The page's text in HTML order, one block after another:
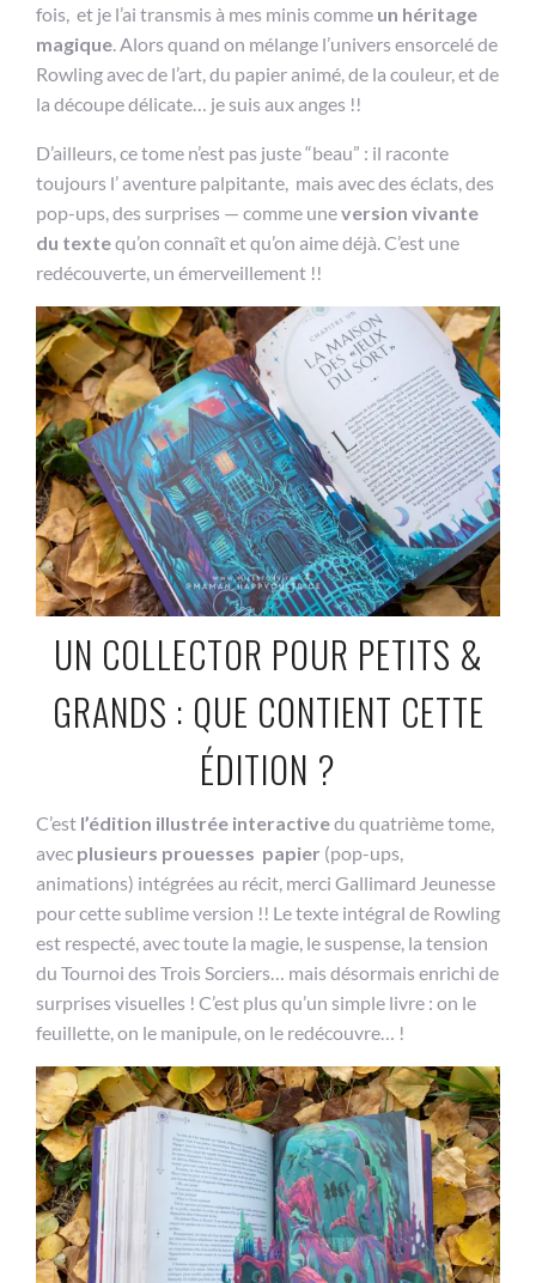
fois, et je l’ai transmis à mes minis comme un héritage
magique. Alors quand on mélange l’univers ensorcelé de
Rowling avec de l’art, du papier animé, de la couleur, et de
la découpe délicate… je suis aux anges !!
D’ailleurs, ce tome n’est pas juste “beau” : il raconte
toujours l’ aventure palpitante, mais avec des éclats, des
pop-ups, des surprises — comme uneversion vivante
du textequ’on connaît et qu’on aime déjà. C’est une
redécouverte, un émerveillement !!
UN COLLECTOR POUR PETITS &
GRANDS : QUE CONTIENT CETTE
ÉDITION ?
C’est l’édition illustrée interactivedu quatrième tome,
avec plusieurs prouesses papier (pop-ups,
animations) intégrées au récit, merci Gallimard Jeunesse
pour cette sublime version !! Le texte intégral de Rowling
est respecté, avec toute la magie, le suspense, la tension
du Tournoi des Trois Sorciers… mais désormais enrichi de
surprises visuelles ! C’est plus qu’un simple livre : on le
feuillette, on le manipule, on le redécouvre… !